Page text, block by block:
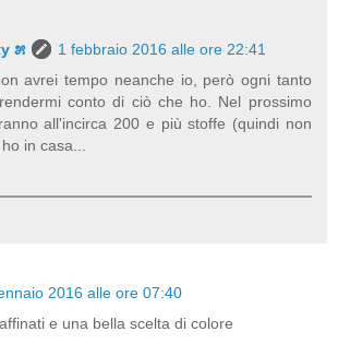
೫
1 febbraio 2016 alle ore 22:41
avrei tempo neanche io, però ogni tanto
conto di ciò che ho. Nel prossimo
all'incirca 200 e più stoffe (quindi non
in casa...
2016 alle ore 07:40
e una bella scelta di colore